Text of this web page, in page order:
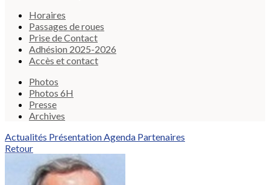
Horaires
Passages de roues
Prise de Contact
Adhésion 2025-2026
Accès et contact
Photos
Photos 6H
Presse
Archives
Actualités PrésentationAgenda Partenaires
Retour